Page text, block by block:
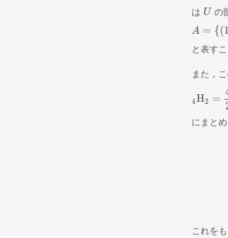
は U
U の
A = {(1
A= {(1 ,2) ,(
と表す
また，
4H2 =
4H2= 4⋅ 3
にまと
これを